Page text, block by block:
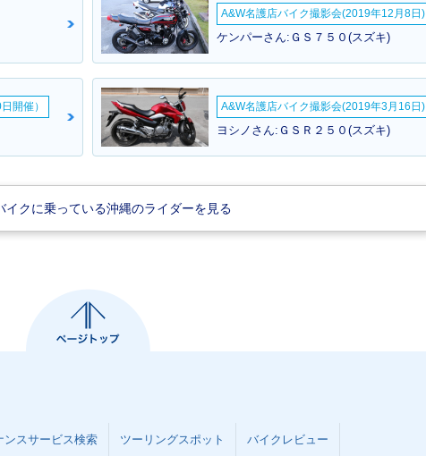
2017年 ADDRESS 125
i・新登場
A&W名護店バイク撮影会(2019年12月8日)
ケンパーさん:ＧＳ７５０(スズキ)
開催） A&W名護店バイク撮影会(2019年3月16日)
ヨシノさん:ＧＳＲ２５０(スズキ)
イクに乗っている沖縄のライダーを見る
ンスサービス検索 ツーリングスポット バイクレビュー